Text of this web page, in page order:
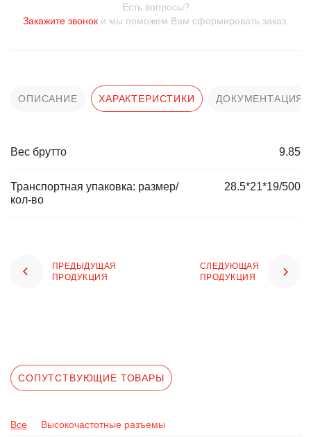
Есть вопросы?
Закажите звоноки мы поможем Вам сформировать заказ.
ОПИСАНИЕ ХАРАКТЕРИСТИКИ ДОКУМЕНТАЦИЯ
Вес брутто 9.85
Транспортная упаковка: размер/
кол-во
28.5*21*19/500
ПРЕДЫДУЩАЯ
ПРОДУКЦИЯ
СЛЕДУЮЩАЯ
ПРОДУКЦИЯ
СОПУТСТВУЮЩИЕ ТОВАРЫ
Все Высокочастотные разъемы